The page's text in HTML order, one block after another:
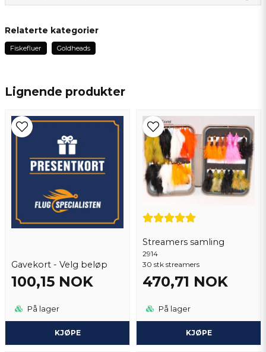
Lignende produkter
Gavekort - Velg beløp
100,15 NOK
På lager
KJØPE
Streamers samling
2914
30 stk streamers
470,71 NOK
På lager
KJØPE
Spør oss om noe om dette produktet...
Navn
email
Epostadresse
Ja, du kan publisere spørsmålet mitt
Relaterte kategorier
Fiskefluer Goldheads